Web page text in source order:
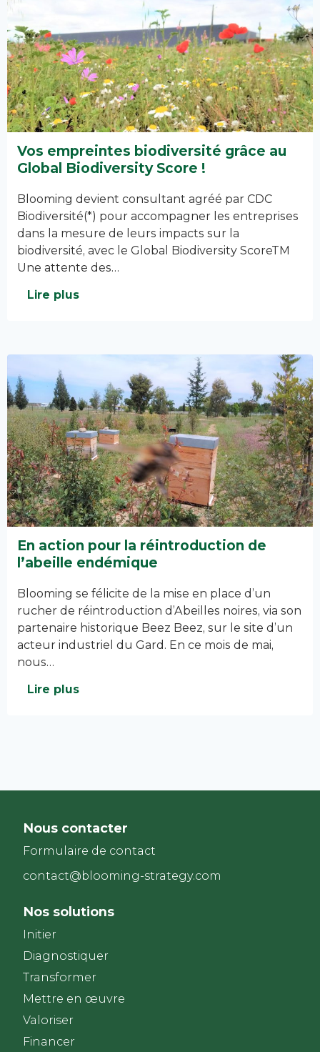
Vos empreintes biodiversité grâce au
Global Biodiversity Score !
Blooming devient consultant agréé par CDC
Biodiversité(*) pour accompagner les entreprises
dans la mesure de leurs impacts sur la
biodiversité, avec le Global Biodiversity ScoreTM
Une attente des…
Lire plus
En action pour la réintroduction de
l’abeille endémique
Blooming se félicite de la mise en place d’un
rucher de réintroduction d’Abeilles noires, via son
partenaire historique Beez Beez, sur le site d’un
acteur industriel du Gard. En ce mois de mai,
nous…
Lire plus
Nous contacter
Formulaire de contact
contact@blooming-strategy.com
Nos solutions
Initier
Diagnostiquer
Transformer
Mettre en œuvre
Valoriser
Financer